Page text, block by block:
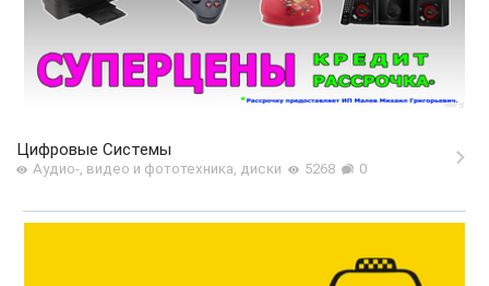
Цифровые Системы
Аудио-, видео и фототехника, диски 5268 0